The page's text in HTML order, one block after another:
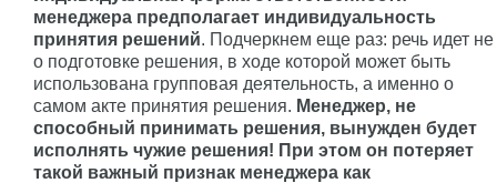
менеджера предполагает индивидуальность
принятия решений. Подчеркнем еще раз: речь идет не
о подготовке решения, в ходе которой может быть
использована групповая деятельность, а именно о
самом акте принятия решения. Менеджер, не
способный принимать решения, вынужден будет
исполнять чужие решения! При этом он потеряет
такой важный признак менеджера как